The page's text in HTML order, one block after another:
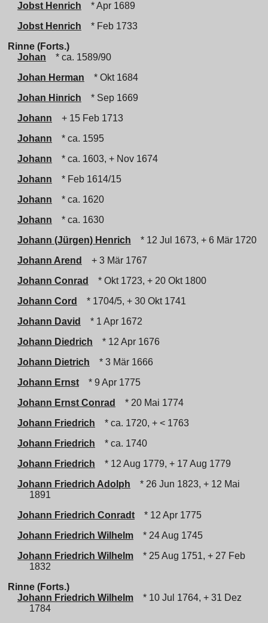
Jobst Henrich
* Apr 1689
Jobst Henrich
* Feb 1733
Rinne (Forts.)
Johan
* ca. 1589/90
Johan Herman
* Okt 1684
Johan Hinrich
* Sep 1669
Johann
+ 15 Feb 1713
Johann
* ca. 1595
Johann
* ca. 1603, + Nov 1674
Johann
* Feb 1614/15
Johann
* ca. 1620
Johann
* ca. 1630
Johann (Jürgen) Henrich
* 12 Jul 1673, + 6 Mär 1720
Johann Arend
+ 3 Mär 1767
Johann Conrad
* Okt 1723, + 20 Okt 1800
Johann Cord
* 1704/5, + 30 Okt 1741
Johann David
* 1 Apr 1672
Johann Diedrich
* 12 Apr 1676
Johann Dietrich
* 3 Mär 1666
Johann Ernst
* 9 Apr 1775
Johann Ernst Conrad
* 20 Mai 1774
Johann Friedrich
* ca. 1720, + < 1763
Johann Friedrich
* ca. 1740
Johann Friedrich
* 12 Aug 1779, + 17 Aug 1779
Johann Friedrich Adolph
* 26 Jun 1823, + 12 Mai
1891
Johann Friedrich Conradt
* 12 Apr 1775
Johann Friedrich Wilhelm
* 24 Aug 1745
Johann Friedrich Wilhelm
* 25 Aug 1751, + 27 Feb
1832
Rinne (Forts.)
Johann Friedrich Wilhelm
* 10 Jul 1764, + 31 Dez
1784